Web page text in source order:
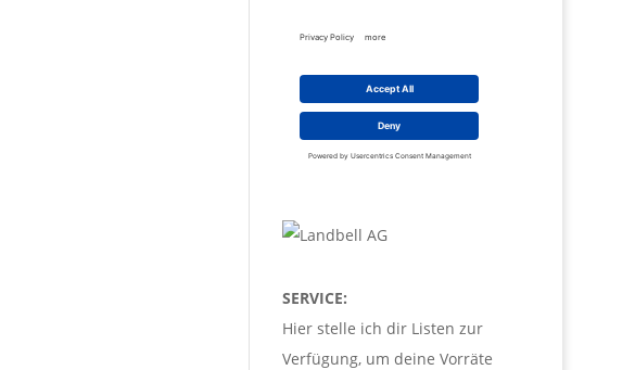
SERVICE:
Hier stelle ich dir Listen zur
Verfügung, um deine Vorräte